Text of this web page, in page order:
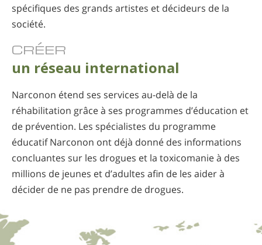
spécifiques des grands artistes et décideurs de la
société.
CRÉER
un réseau international
Narconon étend ses services au-delà de la
réhabilitation grâce à ses programmes d’éducation et
de prévention. Les spécialistes du programme
éducatif Narconon ont déjà donné des informations
concluantes sur les drogues et la toxicomanie à des
millions de jeunes et d’adultes afin de les aider à
décider de ne pas prendre de drogues.